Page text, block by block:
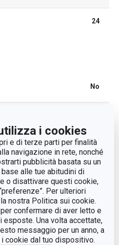
i cookies
e di terze parti per finalità
navigazione in rete, nonché
pubblicità basata su un
alle tue abitudini di
o disattivare questi cookie,
Per ulteriori
nostra Politica sui cookie.
confermare di aver letto e
Una volta accettate,
messaggio per un anno, a
cookie dal tuo dispositivo.
24
No
No
i-PREMIUM Protect
plastica, lega di alluminio,
acciaio inossidabile, superficie
antiaderente, silicone
resistente al calore